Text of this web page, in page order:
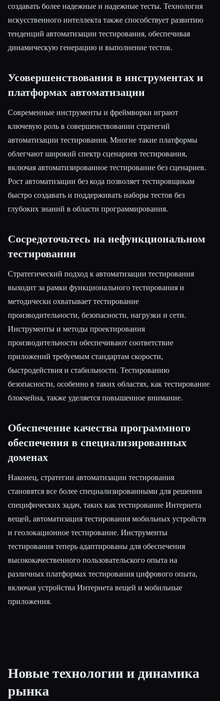
создавать более надежные и надежные тесты. Технология
искусственного интеллекта также способствует развитию
тенденций автоматизации тестирования, обеспечивая
динамическую генерацию и выполнение тестов.
Усовершенствования в инструментах и
платформах автоматизации
Современные инструменты и фреймворки играют
ключевую роль в совершенствовании стратегий
автоматизации тестирования. Многие такие платформы
облегчают широкий спектр сценариев тестирования,
включая автоматизированное тестирование без сценариев.
Рост автоматизации без кода позволяет тестировщикам
быстро создавать и поддерживать наборы тестов без
глубоких знаний в области программирования.
Сосредоточьтесь на нефункциональном
тестировании
Стратегический подход к автоматизации тестирования
выходит за рамки функционального тестирования и
методически охватывает тестирование
производительности, безопасности, нагрузки и сети.
Инструменты и методы проектирования
производительности обеспечивают соответствие
приложений требуемым стандартам скорости,
быстродействия и стабильности. Тестированию
безопасности, особенно в таких областях, как тестирование
блокчейна, также уделяется повышенное внимание.
Обеспечение качества программного
обеспечения в специализированных
доменах
Наконец, стратегии автоматизации тестирования
становятся все более специализированными для решения
специфических задач, таких как тестирование Интернета
вещей, автоматизация тестирования мобильных устройств
и геолокационное тестирование. Инструменты
тестирования теперь адаптированы для обеспечения
высококачественного пользовательского опыта на
различных платформах тестирования цифрового опыта,
включая устройства Интернета вещей и мобильные
приложения.
Новые технологии и динамика
рынка